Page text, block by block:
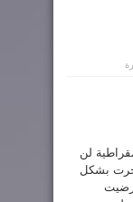
لن
جرت بشكل